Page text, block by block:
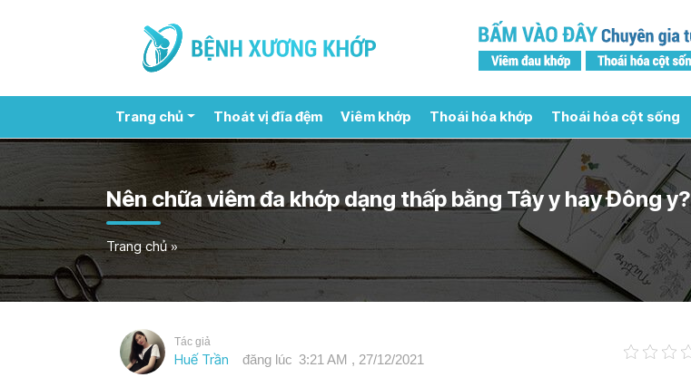
Trang chủ Thoát vị đĩa đệm Viêm khớp Thoái hóa khớp Thoái hóa cột sống
Nên chữa viêm đa khớp dạng thấp bằng Tây y hay Đông y?
Trang chủ»
Tác giả
Huế Trần đăng lúc 3:21 AM , 27/12/2021